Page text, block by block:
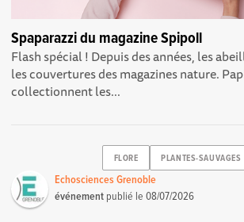
Spaparazzi du magazine Spipoll
Flash spécial ! Depuis des années, les
les couvertures des magazines nature.
collectionnent les...
FLORE PLANTES-SAUVAGES
Echosciences Grenoble
événement publié le08/07/2026